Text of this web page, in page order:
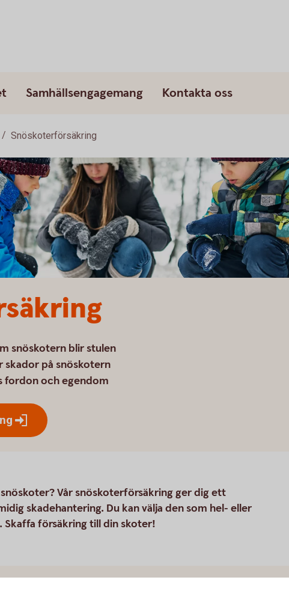
Samhällsengagemang Kontakta oss
Snöskoterförsäkring
snöskotern blir stulen
skador på snöskotern
fordon och egendom
Vår snöskoterförsäkring ger dig ett
skadehantering. Du kan välja den som hel- eller
försäkring till din skoter!